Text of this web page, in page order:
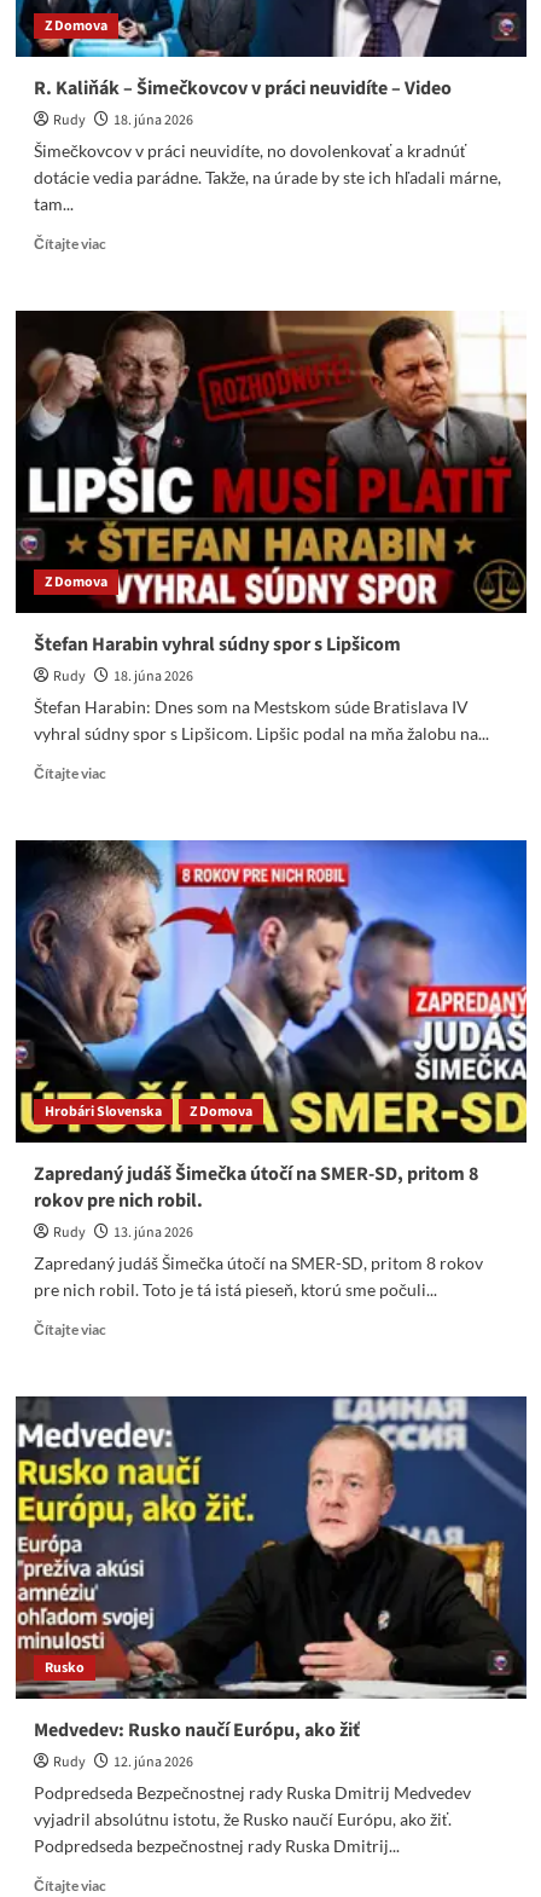
Z Domova
R. Kaliňák – Šimečkovcov v práci neuvidíte – Video
Rudy
18. júna 2026
Šimečkovcov v práci neuvidíte, no dovolenkovať a kradnúť
dotácie vedia parádne. Takže, na úrade by ste ich hľadali márne,
tam...
Čítajte viacRead
R.
Kaliňák
–
Šimečkovcov
v
práci
neuvidíte
–
Video
Z Domova
Štefan Harabin vyhral súdny spor s Lipšicom
Rudy
18. júna 2026
Štefan Harabin: Dnes som na Mestskom súde Bratislava IV
vyhral súdny spor s Lipšicom. Lipšic podal na mňa žalobu na...
Čítajte viacRead
Štefan
Harabin
vyhral
súdny
spor
s
Lipšicom
Hrobári Slovenska Z Domova
Zapredaný judáš Šimečka útočí na SMER-SD, pritom 8
rokov pre nich robil.
Rudy
13. júna 2026
Zapredaný judáš Šimečka útočí na SMER-SD, pritom 8 rokov
pre nich robil. Toto je tá istá pieseň, ktorú sme počuli...
Čítajte viacRead
Zapredaný
judáš
Šimečka
útočí
na
SMER-
pritom
8
pre
nich
robil.
Rusko
Medvedev: Rusko naučí Európu, ako žiť
Rudy
12. júna 2026
Podpredseda Bezpečnostnej rady Ruska Dmitrij Medvedev
vyjadril absolútnu istotu, že Rusko naučí Európu, ako žiť.
Podpredseda bezpečnostnej rady Ruska Dmitrij...
Čítajte viacRead